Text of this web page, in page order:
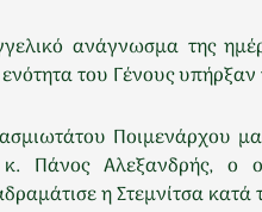
ανάγνωσμα της
του Γένους υπήρξαν
Ποιμενάρχου
Πάνος Αλεξανδρής,
η Στεμνίτσα